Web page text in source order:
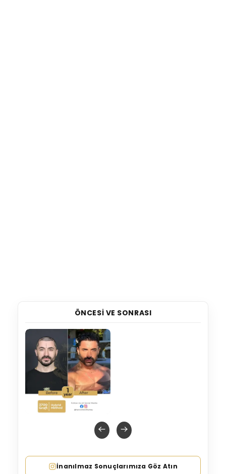
ÖNCESI VE SONRASI
İnanılmaz Sonuçlarımıza Göz Atın